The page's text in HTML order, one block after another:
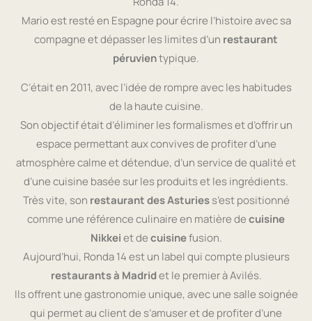
Mario est resté en Espagne pour écrire l’histoire avec sa
compagne et dépasser les limites d’un restaurant
péruvientypique.
C’était en 2011, avec l’idée de rompre avec les habitudes
de la haute cuisine.
Son objectif était d’éliminer les formalismes et d’offrir un
espace permettant aux convives de profiter d’une
atmosphère calme et détendue, d’un service de qualité et
d’une cuisine basée sur les produits et les ingrédients.
Très vite, son restaurant des Asturiess’est positionné
comme une référence culinaire en matière decuisine
Nikkeiet decuisinefusion.
Aujourd’hui, Ronda 14 est un label qui compte plusieurs
restaurants à Madridet le premier à Avilés.
Ils offrent une gastronomie unique, avec une salle soignée
qui permet au client de s’amuser et de profiter d’une